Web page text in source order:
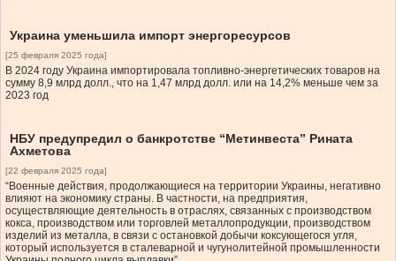
Украина уменьшила импорт энергоресурсов
[25 февраля 2025 года]
В 2024 году Украина импортировала топливно-энергетических товаров на
сумму 8,9 млрд долл., что на 1,47 млрд долл. или на 14,2% меньше чем за
2023 год
НБУ предупредил о банкротстве “Метинвеста” Рината
Ахметова
[22 февраля 2025 года]
“Военные действия, продолжающиеся на территории Украины, негативно
влияют на экономику страны. В частности, на предприятия,
осуществляющие деятельность в отраслях, связанных с производством
кокса, производством или торговлей металлопродукции, производством
изделий из металла, в связи с остановкой добычи коксующегося угля,
который используется в сталеварной и чугунолитейной промышленности